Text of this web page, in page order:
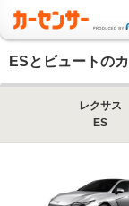
ESとビュートの
レクサス
ES